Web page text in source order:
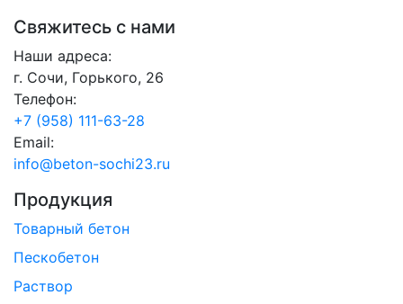
Свяжитесь с нами
Наши адреса:
г. Сочи, Горького, 26
Телефон:
+7 (958) 111-63-28
Email:
info@beton-sochi23.ru
Продукция
Товарный бетон
Пескобетон
Раствор